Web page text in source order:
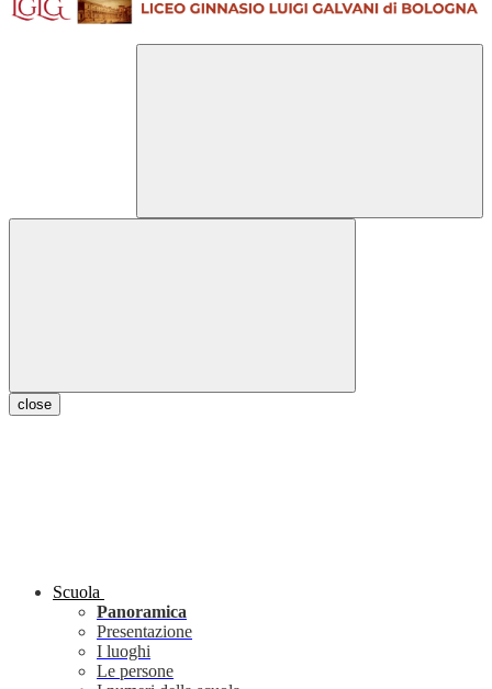
close
Scuola
Panoramica
Presentazione
I luoghi
Le persone